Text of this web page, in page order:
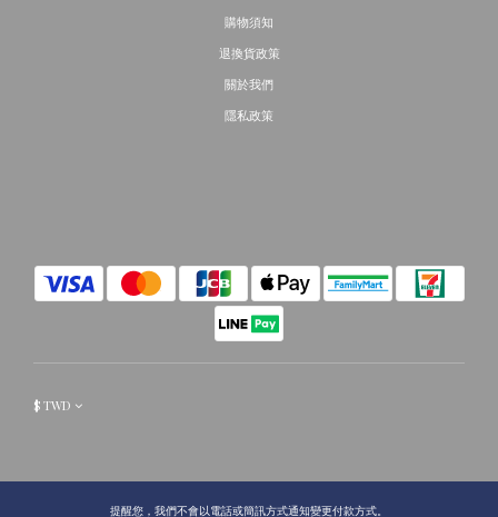
購物須知
退換貨政策
關於我們
隱私政策
$ TWD
提醒您，我們不會以電話或簡訊方式通知變更付款方式。